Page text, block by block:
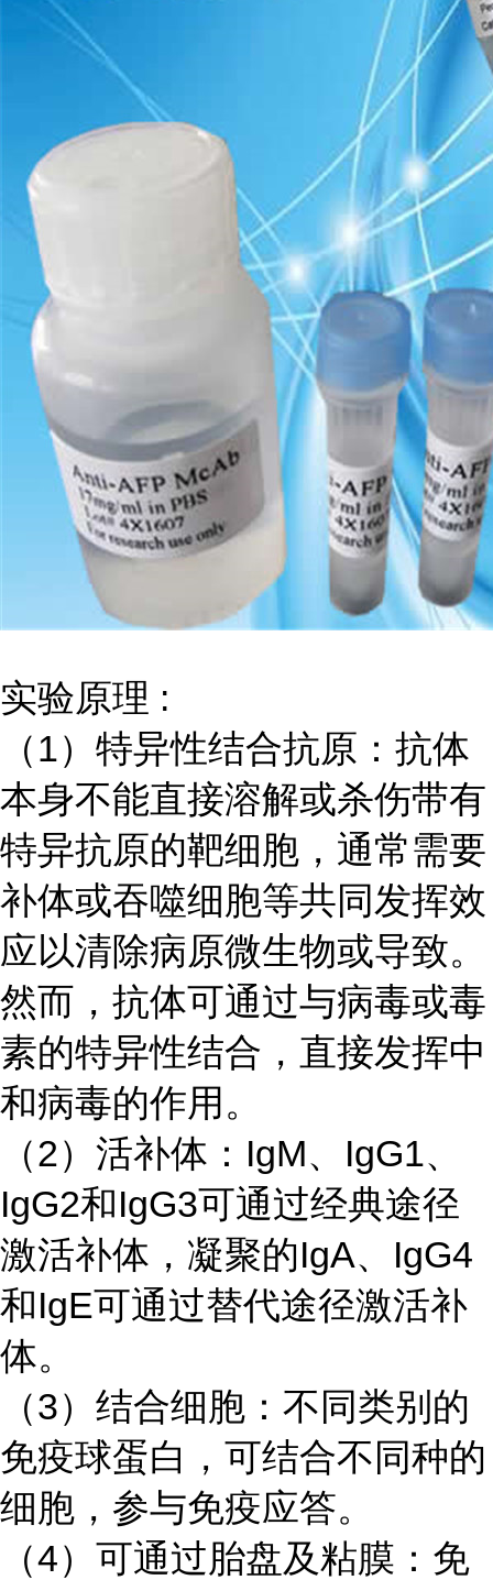
实验原理 :
（1）特异性结合抗原：抗体
本身不能直接溶解或杀伤带有
特异抗原的靶细胞，通常需要
补体或吞噬细胞等共同发挥效
应以清除病原微生物或导致。
然而，抗体可通过与病毒或毒
素的特异性结合，直接发挥中
和病毒的作用。
（2）活补体：IgM、IgG1、
IgG2和IgG3可通过经典途径
激活补体，凝聚的IgA、IgG4
和IgE可通过替代途径激活补
体。
（3）结合细胞：不同类别的
免疫球蛋白，可结合不同种的
细胞，参与免疫应答。
（4）可通过胎盘及粘膜：免